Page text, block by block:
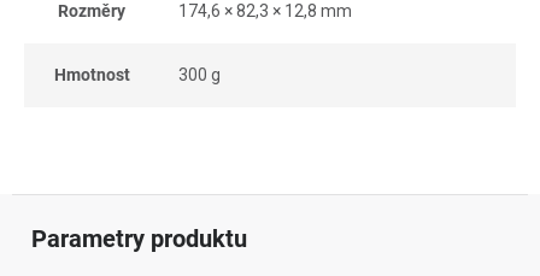
Rozměry 174,6 × 82,3 × 12,8 mm
Hmotnost 300 g
Parametry produktu